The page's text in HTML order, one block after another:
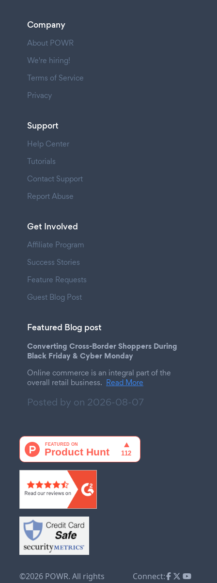
Company
About POWR
We're hiring!
Terms of Service
Privacy
Support
Help Center
Tutorials
Contact Support
Report Abuse
Get Involved
Affiliate Program
Success Stories
Feature Requests
Guest Blog Post
Featured Blog post
Converting Cross-Border Shoppers During
Black Friday & Cyber Monday
Online commerce is an integral part of the
overall retail business. Read More
Posted by on 2026-08-07
©2026 POWR. All rights
Connect: